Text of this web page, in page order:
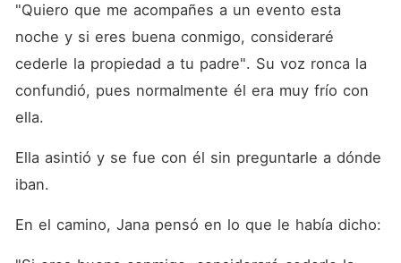
"Quiero que me acompañes a un evento esta
noche y si eres buena conmigo, consideraré
cederle la propiedad a tu padre". Su voz ronca la
confundió, pues normalmente él era muy frío con
ella.
Ella asintió y se fue con él sin preguntarle a dónde
iban.
En el camino, Jana pensó en lo que le había dicho: